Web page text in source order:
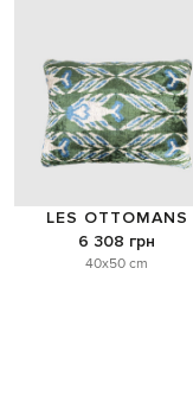
LES OTTOMANS
6 308 грн
40x50 cm